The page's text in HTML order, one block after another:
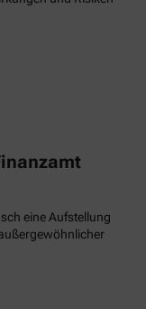
eine Aufstellung